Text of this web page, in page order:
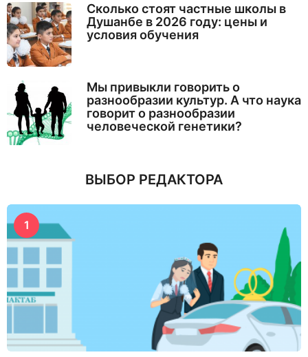
Сколько стоят частные школы в
Душанбе в 2026 году: цены и
условия обучения
Мы привыкли говорить о
разнообразии культур. А что наука
говорит о разнообразии
человеческой генетики?
ВЫБОР РЕДАКТОРА
1